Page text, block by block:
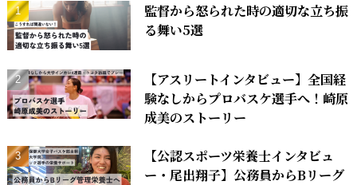
監督から怒られた時の適切な立ち振
る舞い5選
【アスリートインタビュー】全国経
験なしからプロバスケ選手へ！崎原
成美のストーリー
【公認スポーツ栄養士インタビュ
ー・尾出翔子】公務員からBリーグ